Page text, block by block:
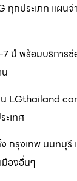
ทุกประเภท แผนจ่
ปี พร้อมบริการซ่
เทศ
กรุงเทพ นนทบุรี
มืองอื่นๆ